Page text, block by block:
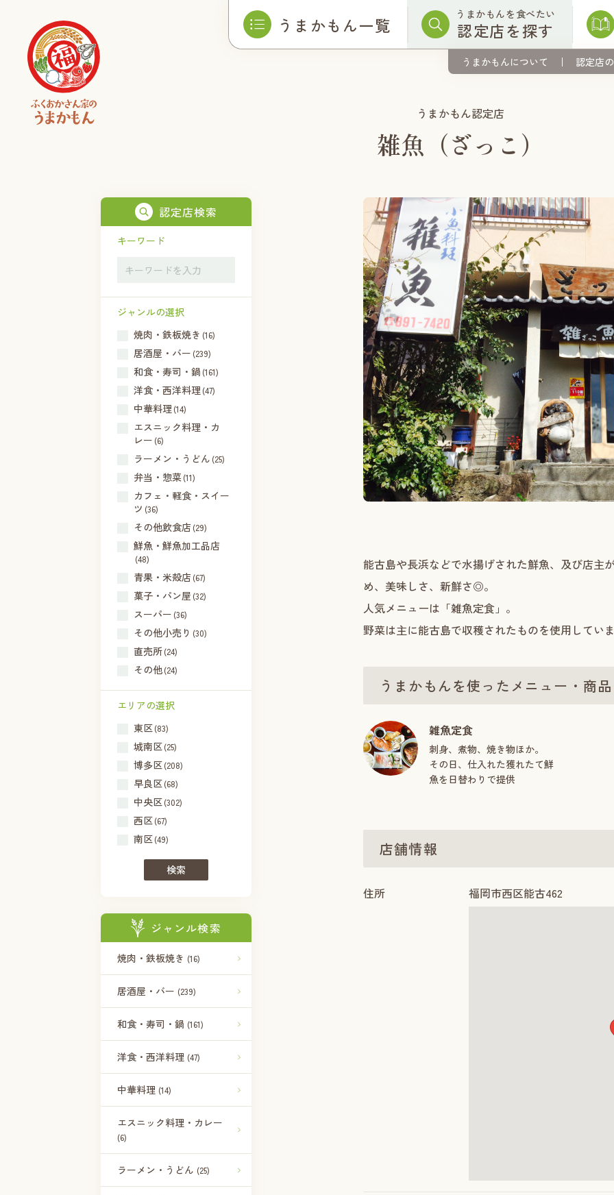
うまかもん一覧 うまかもんを食べたい
認定店を探す
うまかもんについて 認定店
うまかもん認定店
雑魚（ざっこ）
認定店検索
キーワード
ジャンルの選択
焼肉・鉄板焼き (16)
居酒屋・バー (239)
和食・寿司・鍋 (161)
洋食・西洋料理 (47)
中華料理 (14)
エスニック料理・カ
レー (6)
ラーメン・うどん (25)
弁当・惣菜(11)
カフェ・軽食・スイー
ツ (36)
その他飲食店(29)
鮮魚・鮮魚加工品店
(48)
青果・米殻店(67)
菓子・パン屋 (32)
スーパー (36)
その他小売り (30)
直売所(24)
その他(24)
エリアの選択
東区(83)
城南区(25)
博多区(208)
早良区(68)
中央区(302)
西区(67)
南区(49)
検索
ジャンル検索
焼肉・鉄板焼き (16)
居酒屋・バー (239)
和食・寿司・鍋 (161)
洋食・西洋料理 (47)
中華料理 (14)
エスニック料理・カレー
(6)
ラーメン・うどん (25)
能古島や長浜などで水揚げされた鮮魚、及び店主
め、美味しさ、新鮮さ◎。
人気メニューは「雑魚定食」。
野菜は主に能古島で収穫されたものを使用してい
うまかもんを使ったメニュー・商品
雑魚定食
刺身、煮物、焼き物ほか。
その日、仕入れた獲れたて鮮
魚を日替わりで提供
店舗情報
住所 福岡市西区能古462